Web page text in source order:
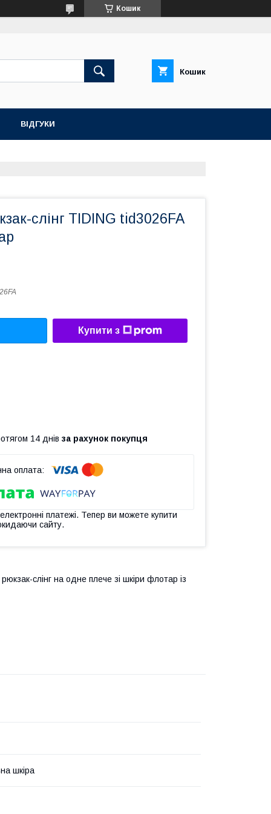
Кошик
Кошик
ВІДГУКИ
слінг TIDING tid3026FA
Купити з
14 днів за рахунок покупця
платежі. Тепер ви можете купити
сайту.
слінг на одне плече зі шкіри флотар із
шкіра